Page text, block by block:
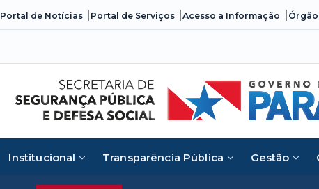
Portal de Notícias Portal de Serviços Acesso a Informação
Institucional Transparência Pública Gestão